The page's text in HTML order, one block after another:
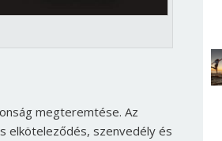
megteremtése. Az
elköteleződés, szenvedély és